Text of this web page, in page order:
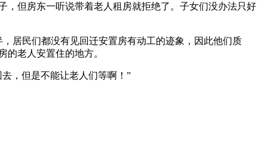
，但房东一听说带着老人租房就拒绝了。子女们没办法只好
居民们都没有见回迁安置房有动工的迹象，因此他们质
老人安置住的地方。
，但是不能让老人们等啊！”